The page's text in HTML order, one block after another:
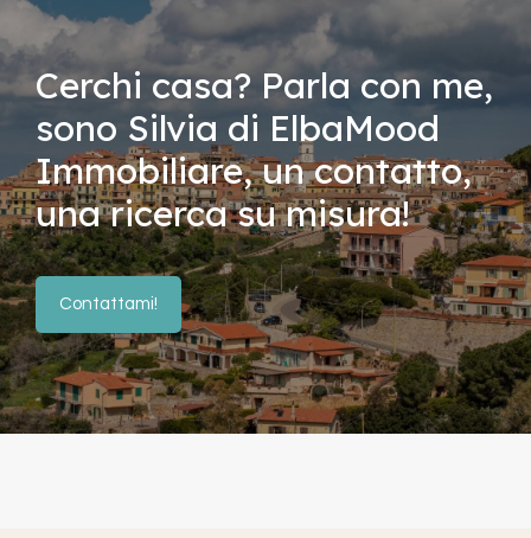
Cerchi casa? Parla con me,
sono Silvia di ElbaMood
Immobiliare, un contatto,
una ricerca su misura!
Contattami!